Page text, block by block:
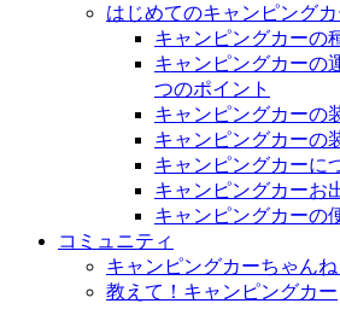
はじめてのキャンピングカ
キャンピングカーの
キャンピングカーの
つのポイント
キャンピングカーの
キャンピングカーの
キャンピングカーに
キャンピングカーお
キャンピングカーの
コミュニティ
キャンピングカーちゃんね
教えて！キャンピングカー